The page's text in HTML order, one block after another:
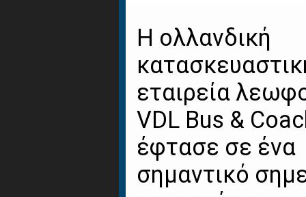
Η ολλανδική
εταιρεία
VDL Bus &
έφτασε σε ένα
σημαντικό